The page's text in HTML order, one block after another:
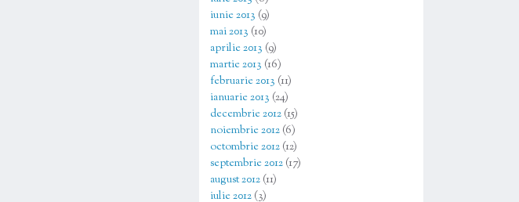
iunie 2013 (9)
mai 2013 (10)
aprilie 2013 (9)
martie 2013 (16)
februarie 2013 (11)
ianuarie 2013 (24)
decembrie 2012 (15)
noiembrie 2012 (6)
octombrie 2012 (12)
septembrie 2012 (17)
august 2012 (11)
iulie 2012 (3)